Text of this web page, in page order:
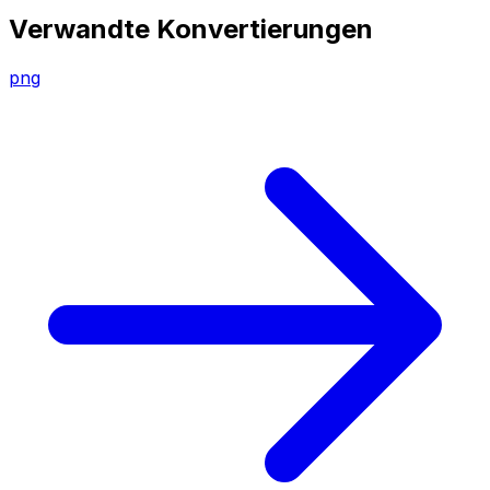
Verwandte Konvertierungen
png